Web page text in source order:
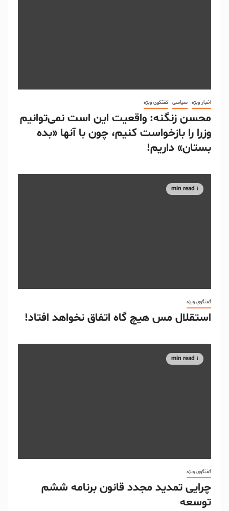
اخبار ویژه سیاسی گفتگوی ویژه
محسن زنگنه: واقعیت این است نمی‌توانیم
وزرا را بازخواست کنیم، چون با آنها «بده
بستان» داریم!
1 min read
گفتگوی ویژه
استقلال مس هیچ گاه اتفاق نخواهد افتاد!
1 min read
گفتگوی ویژه
چرایی تمدید مجدد قانون برنامه ششم
توسعه